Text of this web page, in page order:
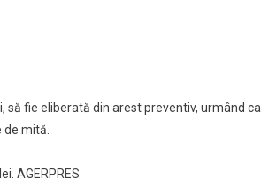
să fie eliberată din arest preventiv, urmând ca
mită.
AGERPRES